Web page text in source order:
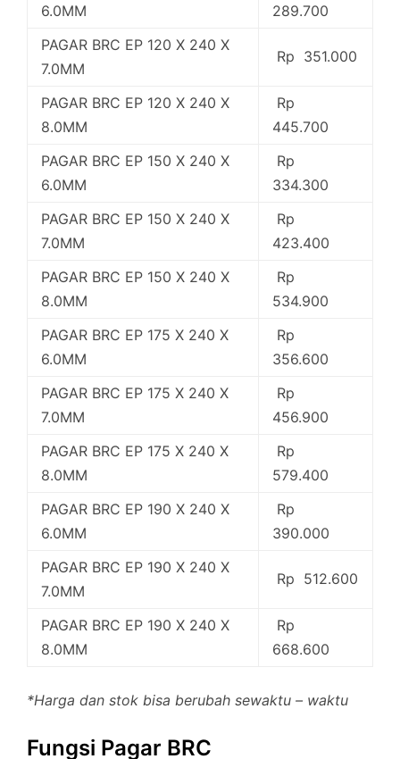
6.0MM
289.700
PAGAR BRC EP 120 X 240 X
7.0MM
Rp 351.000
PAGAR BRC EP 120 X 240 X
8.0MM
Rp
445.700
PAGAR BRC EP 150 X 240 X
6.0MM
Rp
334.300
PAGAR BRC EP 150 X 240 X
7.0MM
Rp
423.400
PAGAR BRC EP 150 X 240 X
8.0MM
Rp
534.900
PAGAR BRC EP 175 X 240 X
6.0MM
Rp
356.600
PAGAR BRC EP 175 X 240 X
7.0MM
Rp
456.900
PAGAR BRC EP 175 X 240 X
8.0MM
Rp
579.400
PAGAR BRC EP 190 X 240 X
6.0MM
Rp
390.000
PAGAR BRC EP 190 X 240 X
7.0MM
Rp 512.600
PAGAR BRC EP 190 X 240 X
8.0MM
Rp
668.600
*Harga dan stok bisa berubah sewaktu – waktu
Fungsi Pagar BRC